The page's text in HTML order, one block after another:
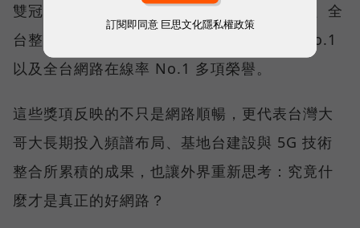
雙冠王，同時，包辦全台整體影音體驗 No.1、全
台整體語音體驗 No.1、全台 5G 語音體驗 No.1
以及全台網路在線率 No.1 多項榮譽。
這些獎項反映的不只是網路順暢，更代表台灣大
哥大長期投入頻譜布局、基地台建設與 5G 技術
整合所累積的成果，也讓外界重新思考：究竟什
麼才是真正的好網路？
訂閱即同意 巨思文化隱私權政策